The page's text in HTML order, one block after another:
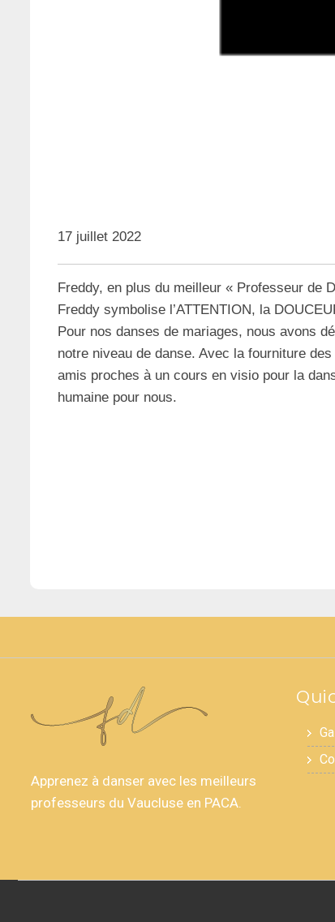
17 juillet 2022
Freddy, en plus du meilleur « Professeur de
Freddy symbolise l’ATTENTION, la
Pour nos danses de mariages, nous avons
notre niveau de danse. Avec la fourniture
amis proches à un cours en visio pour la
humaine pour nous.
Apprenez à danser avec les meilleurs
professeurs du Vaucluse en PACA.